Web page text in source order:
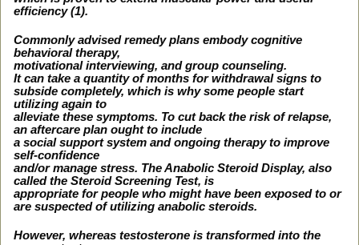
efficiency (1).
Commonly advised remedy plans embody cognitive
behavioral therapy,
motivational interviewing, and group counseling.
It can take a quantity of months for withdrawal signs to
subside completely, which is why some people start
utilizing again to
alleviate these symptoms. To cut back the risk of relapse,
an aftercare plan ought to include
a social support system and ongoing therapy to improve
self-confidence
and/or manage stress. The Anabolic Steroid Display, also
called the Steroid Screening Test, is
appropriate for people who might have been exposed to or
are suspected of utilizing anabolic steroids.
However, whereas testosterone is transformed into the